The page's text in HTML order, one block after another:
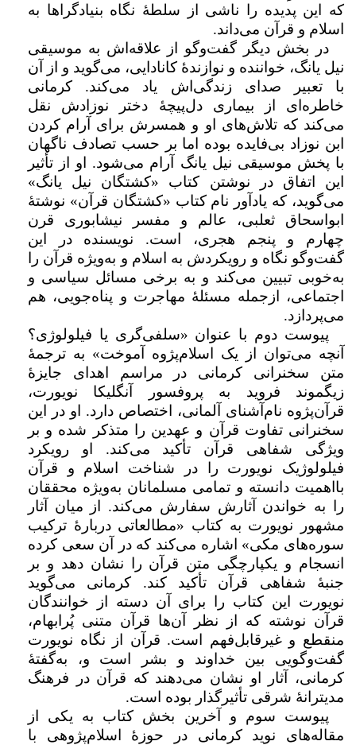
که این پدیده را ناشی از سلطۀ نگاه بنیادگراها به
اسلام و قرآن می‌داند.
در بخش دیگر گفت‌وگو از علاقه‌اش به موسیقی
نیل یانگ، خواننده و نوازندۀ کانادایی، می‌گوید و از آن
با تعبیر صدای زندگی‌اش یاد می‌کند. کرمانی
خاطره‌ای از بیماری دل‌پیچۀ دختر نوزادش نقل
می‌کند که تلاش‌های او و همسرش برای آرام کردن
ابن نوزاد بی‌فایده بوده اما بر حسب تصادف ناگهان
با پخش موسیقی نیل یانگ آرام می‌شود. او از تأثیر
این اتفاق در نوشتن کتاب «کشتگان نیل یانگ»
می‌گوید، که یادآور نام کتاب «کشتگان قرآن» نوشتۀ
ابواسحاق ثعلبی، عالم و مفسر نیشابوری قرن
چهارم و پنجم هجری، است. نویسنده در این
گفت‌وگو نگاه و رویکردش به اسلام و به‌ویژه قرآن را
به‌خوبی تبیین می‌کند و به برخی مسائل سیاسی و
اجتماعی، ازجمله مسئلۀ مهاجرت و پناه‌جویی، هم
می‌پردازد.
پیوست دوم با عنوان «سلفی‌گری یا فیلولوژی؟
آنچه می‌توان از یک اسلام‌پژوه آموخت» به ترجمۀ
متن سخنرانی کرمانی در مراسم اهدای جایزۀ
زیگموند فروید به پروفسور آنگلیکا نویورت،
قرآن‌پژوه نام‌آشنای آلمانی، اختصاص دارد. او در این
سخنرانی تفاوت قرآن و عهدین را متذکر شده و بر
ویژگی شفاهی قرآن تأکید می‌کند. او رویکرد
فیلولوژیک نویورت را در شناخت اسلام و قرآن
بااهمیت دانسته و تمامی مسلمانان به‌ویژه محققان
را به خواندن آثارش سفارش می‌کند. از میان آثار
مشهور نویورت به کتاب «مطالعاتی دربارۀ ترکیب
سوره‌های مکی» اشاره می‌کند که در آن سعی کرده
انسجام و یکپارچگی متن قرآن را نشان دهد و بر
جنبۀ شفاهی قرآن تأکید کند. کرمانی می‌گوید
نویورت این کتاب را برای آن دسته از خوانندگان
قرآن نوشته که از نظر آن‌ها قرآن متنی پُرابهام،
منقطع و غیرقابل‌فهم است. قرآن از نگاه نویورت
گفت‌وگویی بین خداوند و بشر است و، به‌گفتۀ
کرمانی، آثار او نشان می‌دهند که قرآن در فرهنگ
مدیترانۀ شرقی تأثیرگذار بوده است.
پیوست سوم و آخرین بخش کتاب به یکی از
مقاله‌های نوید کرمانی در حوزۀ اسلام‌پژوهی با